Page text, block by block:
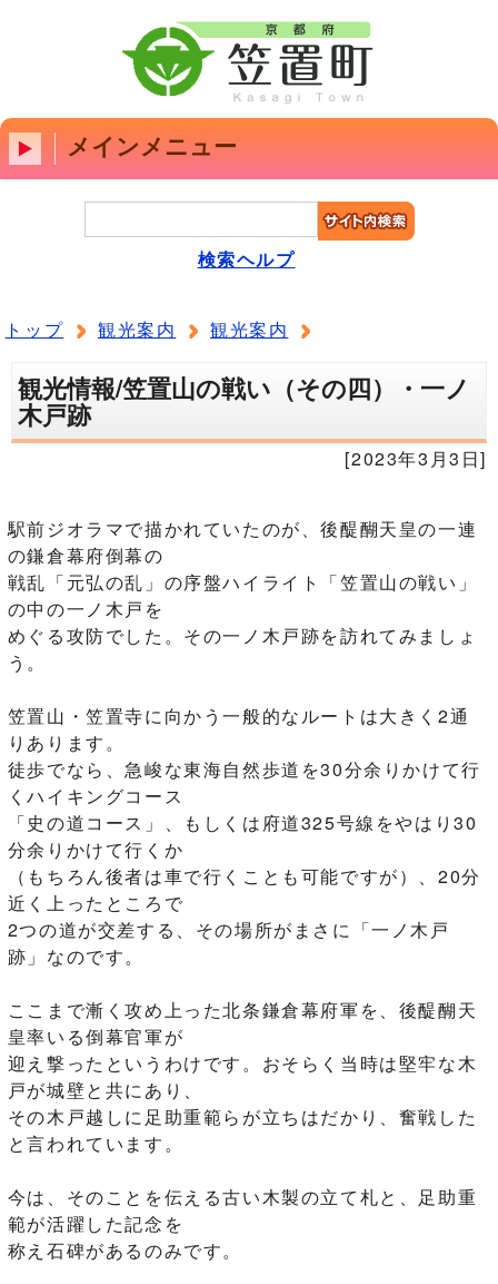
メインメニュー
検索ヘルプ
トップ 観光案内 観光案内
観光情報/笠置山の戦い（その四）・一ノ
木戸跡
[2023年3月3日]
駅前ジオラマで描かれていたのが、後醍醐天皇の一連
の鎌倉幕府倒幕の
戦乱「元弘の乱」の序盤ハイライト「笠置山の戦い」
の中の一ノ木戸を
めぐる攻防でした。その一ノ木戸跡を訪れてみましょ
う。
笠置山・笠置寺に向かう一般的なルートは大きく2通
りあります。
徒歩でなら、急峻な東海自然歩道を30分余りかけて行
くハイキングコース
「史の道コース」、もしくは府道325号線をやはり30
分余りかけて行くか
（もちろん後者は車で行くことも可能ですが）、20分
近く上ったところで
2つの道が交差する、その場所がまさに「一ノ木戸
跡」なのです。
ここまで漸く攻め上った北条鎌倉幕府軍を、後醍醐天
皇率いる倒幕官軍が
迎え撃ったというわけです。おそらく当時は堅牢な木
戸が城壁と共にあり、
その木戸越しに足助重範らが立ちはだかり、奮戦した
と言われています。
今は、そのことを伝える古い木製の立て札と、足助重
範が活躍した記念を
称え石碑があるのみです。